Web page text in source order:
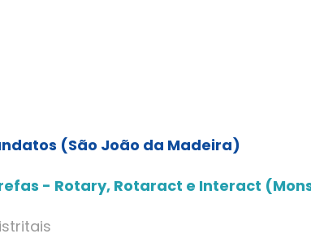
(São João da Madeira)
- Rotary, Rotaract e Interact